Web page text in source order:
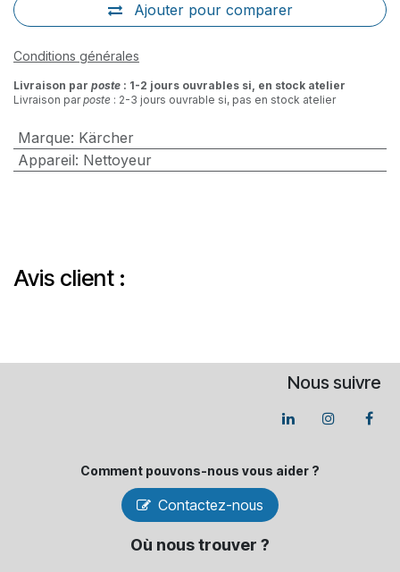
Ajouter pour comparer
Conditions générales
Livraison par poste : 1-2 jours ouvrables si, en stock atelier
Livraison parposte : 2-3 jours ouvrable si, pas en stock atelier
Marque: Kärcher
Appareil: Nettoyeur
Avis client :
Nous suivre
Comment pouvons-​nous vous aider ?
Contactez-nous
Où nous trouver ?